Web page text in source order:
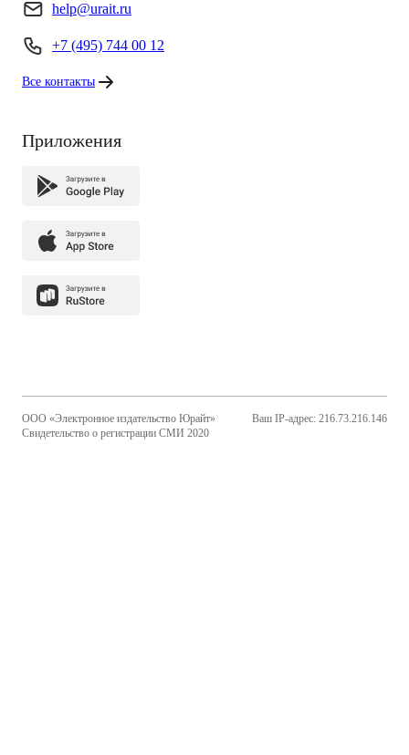
help@urait.ru
+7 (495) 744 00 12
Все контакты
Приложения
ООО «Электронное издательство Юрайт»
Свидетельство о регистрации СМИ 2020
Ваш IP-адрес: 216.73.216.146